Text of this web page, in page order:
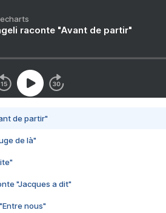
raconte "Avant de partir"
de partir"
de là"
"Jacques a dit"
nous"